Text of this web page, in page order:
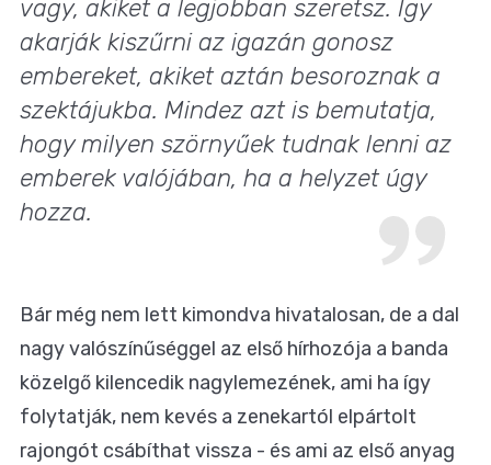
vagy, akiket a legjobban szeretsz. Így
akarják kiszűrni az igazán gonosz
embereket, akiket aztán besoroznak a
szektájukba. Mindez azt is bemutatja,
hogy milyen szörnyűek tudnak lenni az
emberek valójában, ha a helyzet úgy
hozza.
Bár még nem lett kimondva hivatalosan, de a dal
nagy valószínűséggel az első hírhozója a banda
közelgő kilencedik nagylemezének, ami ha így
folytatják, nem kevés a zenekartól elpártolt
rajongót csábíthat vissza - és ami az első anyag